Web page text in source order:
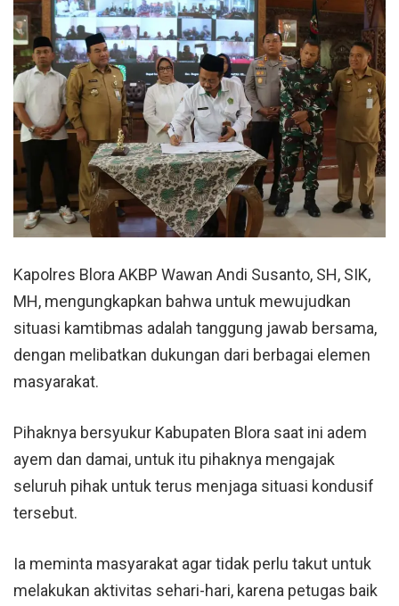
Kapolres Blora AKBP Wawan Andi Susanto, SH, SIK,
MH, mengungkapkan bahwa untuk mewujudkan
situasi kamtibmas adalah tanggung jawab bersama,
dengan melibatkan dukungan dari berbagai elemen
masyarakat.
Pihaknya bersyukur Kabupaten Blora saat ini adem
ayem dan damai, untuk itu pihaknya mengajak
seluruh pihak untuk terus menjaga situasi kondusif
tersebut.
Ia meminta masyarakat agar tidak perlu takut untuk
melakukan aktivitas sehari-hari, karena petugas baik